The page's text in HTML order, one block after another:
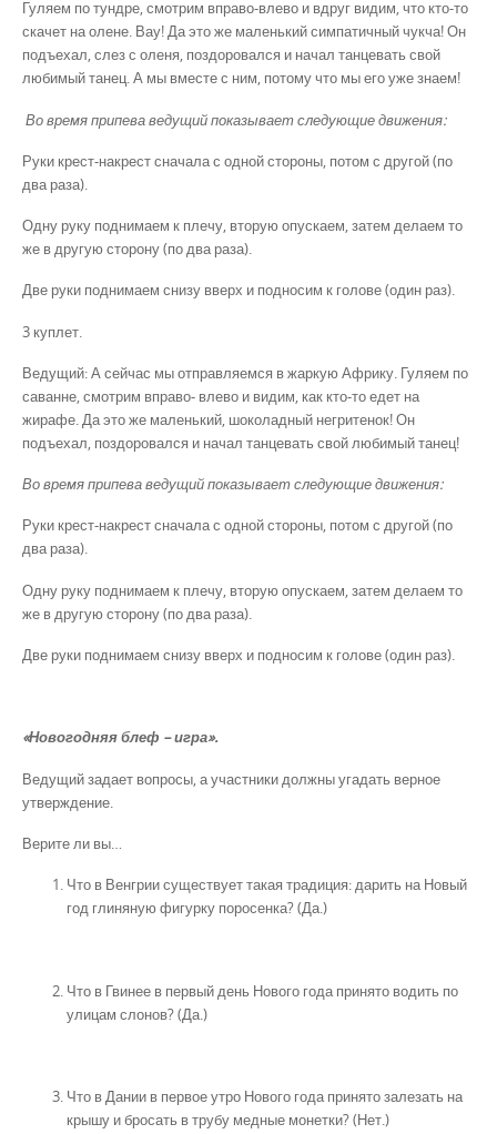
Гуляем по тундре, смотрим вправо-влево и вдруг видим, что кто-то
скачет на олене. Вау! Да это же маленький симпатичный чукча! Он
подъехал, слез с оленя, поздоровался и начал танцевать свой
любимый танец. А мы вместе с ним, потому что мы его уже знаем!
Во время припева ведущий показывает следующие движения:
Руки крест-накрест сначала с одной стороны, потом с другой (по
два раза).
Одну руку поднимаем к плечу, вторую опускаем, затем делаем то
же в другую сторону (по два раза).
Две руки поднимаем снизу вверх и подносим к голове (один раз).
3 куплет.
Ведущий: А сейчас мы отправляемся в жаркую Африку. Гуляем по
саванне, смотрим вправо- влево и видим, как кто-то едет на
жирафе. Да это же маленький, шоколадный негритенок! Он
подъехал, поздоровался и начал танцевать свой любимый танец!
Во время припева ведущий показывает следующие движения:
Руки крест-накрест сначала с одной стороны, потом с другой (по
два раза).
Одну руку поднимаем к плечу, вторую опускаем, затем делаем то
же в другую сторону (по два раза).
Две руки поднимаем снизу вверх и подносим к голове (один раз).
«Новогодняя блеф – игра».
Ведущий задает вопросы, а участники должны угадать верное
утверждение.
Верите ли вы…
Что в Венгрии существует такая традиция: дарить на Новый
год глиняную фигурку поросенка? (Да.)
Что в Гвинее в первый день Нового года принято водить по
улицам слонов? (Да.)
Что в Дании в первое утро Нового года принято залезать на
крышу и бросать в трубу медные монетки? (Нет.)